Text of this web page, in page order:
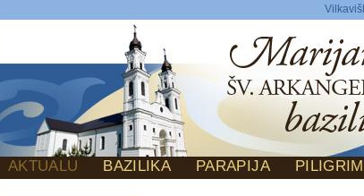
AKTUALU BAZILIKA PARAPIJA